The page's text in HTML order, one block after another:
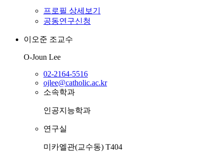
프로필 상세보기
공동연구신청
이오준 조교수
O-Joun Lee
02-2164-5516
ojlee@catholic.ac.kr
소속학과
인공지능학과
연구실
미카엘관(교수동) T404